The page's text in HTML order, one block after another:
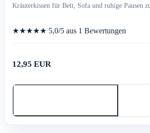
Kräuterkissen für Bett, Sofa und ruhige Pausen
★★★★★ 5,0/5 aus 1 Bewertungen
12,95 EUR